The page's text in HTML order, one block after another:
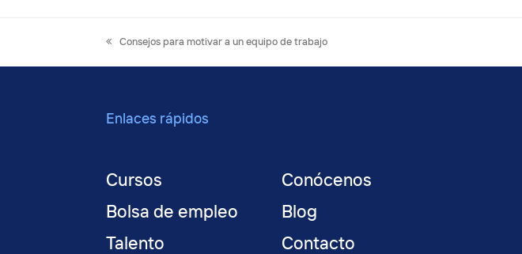
previous
Consejos para motivar a un equipo de trabajo
Enlaces rápidos
Cursos
Bolsa de empleo
Talento
Conócenos
Blog
Contacto